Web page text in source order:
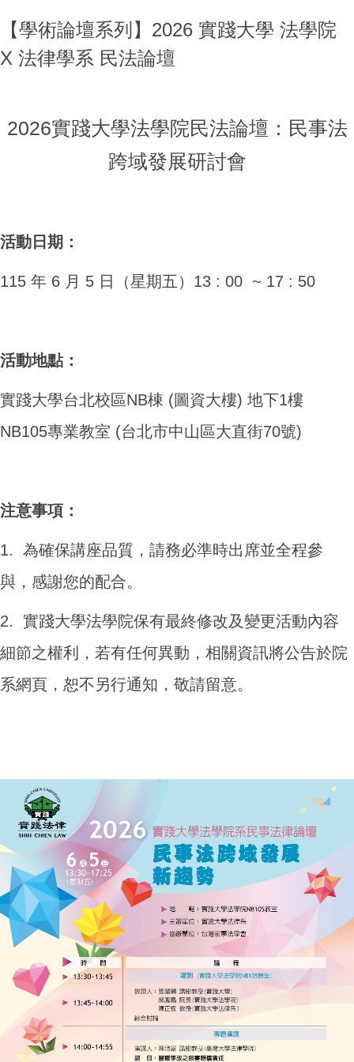
【學術論壇系列】2026 實踐大學 法學院
X 法律學系 民法論壇
2026實踐大學法學院民法論壇：民事法
跨域發展研討會
活動日期 ：
115 年 6 月 5 日（星期五）13 : 00 ~ 17 : 50
活動地點：
實踐大學台北校區NB棟 (圖資大樓) 地下1樓
NB105專業教室 (台北市中山區大直街70號)
注意事項：
1. 為確保講座品質，請務必準時出席並全程參
與，感謝您的配合。
2. 實踐大學法學院保有最終修改及變更活動內容
細節之權利，若有任何異動，相關資訊將公告於院
系網頁，恕不另行通知，敬請留意。